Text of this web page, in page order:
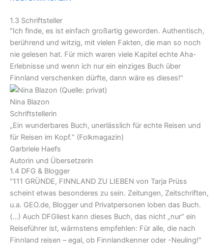
1.3 Schriftsteller
"Ich finde, es ist einfach großartig geworden. Authentisch,
berührend und witzig, mit vielen Fakten, die man so noch
nie gelesen hat. Für mich waren viele Kapitel echte Aha-
Erlebnisse und wenn ich nur ein einziges Buch über
Finnland verschenken dürfte, dann wäre es dieses!"
Nina Blazon
Schriftstellerin
„Ein wunderbares Buch, unerlässlich für echte Reisen und
für Reisen im Kopf.“ (Folkmagazin)
Garbriele Haefs
Autorin und Übersetzerin
1.4 DFG & Blogger
"111 GRÜNDE, FINNLAND ZU LIEBEN von Tarja Prüss
scheint etwas besonderes zu sein. Zeitungen, Zeitschriften,
u.a. GEO.de, Blogger und Privatpersonen loben das Buch.
(...) Auch DFGliest kann dieses Buch, das nicht „nur“ ein
Reiseführer ist, wärmstens empfehlen: Für alle, die nach
Finnland reisen – egal, ob Finnlandkenner oder -Neuling!"